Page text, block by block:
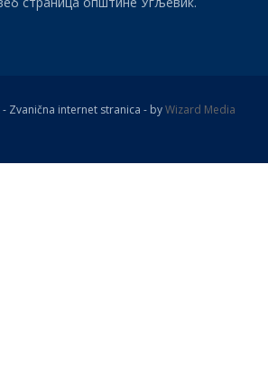
- Zvanična internet stranica - byWizard Media